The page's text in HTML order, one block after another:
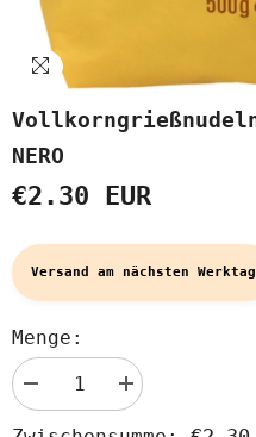
NERO
€2.30 EUR
Versand am nächsten Werktag
Menge:
verringern
für
Menge
erhöhen